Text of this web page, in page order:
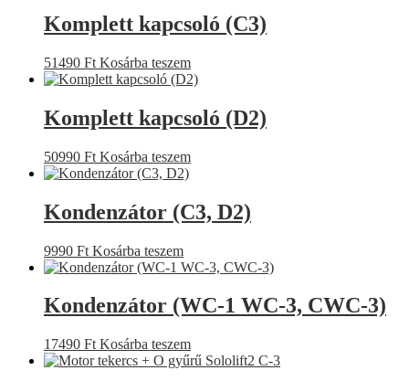
Komplett kapcsoló (C3)
51490 Ft Kosárba teszem
Komplett kapcsoló (D2)
50990 Ft Kosárba teszem
Kondenzátor (C3, D2)
9990 Ft Kosárba teszem
Kondenzátor (WC-1 WC-3, CWC-3)
17490 Ft Kosárba teszem